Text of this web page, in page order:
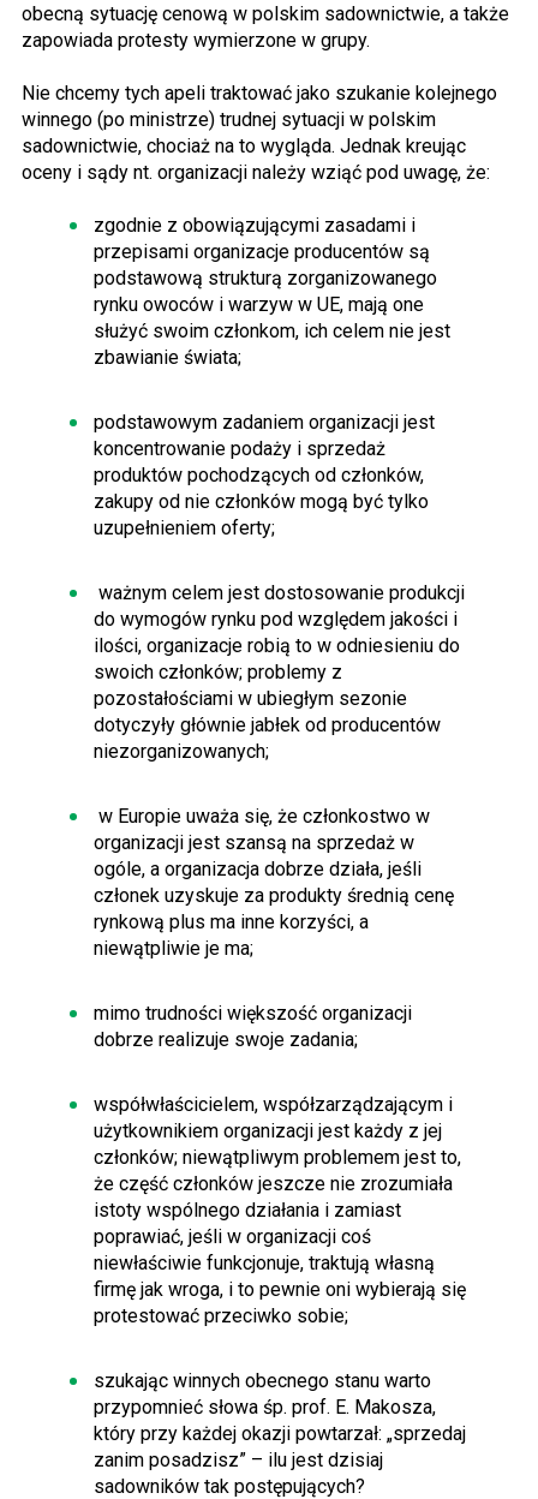
obecną sytuację cenową w polskim sadownictwie, a także
zapowiada protesty wymierzone w grupy.
Nie chcemy tych apeli traktować jako szukanie kolejnego
winnego (po ministrze) trudnej sytuacji w polskim
sadownictwie, chociaż na to wygląda. Jednak kreując
oceny i sądy nt. organizacji należy wziąć pod uwagę, że:
zgodnie z obowiązującymi zasadami i
przepisami organizacje producentów są
podstawową strukturą zorganizowanego
rynku owoców i warzyw w UE, mają one
służyć swoim członkom, ich celem nie jest
zbawianie świata;
podstawowym zadaniem organizacji jest
koncentrowanie podaży i sprzedaż
produktów pochodzących od członków,
zakupy od nie członków mogą być tylko
uzupełnieniem oferty;
ważnym celem jest dostosowanie produkcji
do wymogów rynku pod względem jakości i
ilości, organizacje robią to w odniesieniu do
swoich członków; problemy z
pozostałościami w ubiegłym sezonie
dotyczyły głównie jabłek od producentów
niezorganizowanych;
w Europie uważa się, że członkostwo w
organizacji jest szansą na sprzedaż w
ogóle, a organizacja dobrze działa, jeśli
członek uzyskuje za produkty średnią cenę
rynkową plus ma inne korzyści, a
niewątpliwie je ma;
mimo trudności większość organizacji
dobrze realizuje swoje zadania;
współwłaścicielem, współzarządzającym i
użytkownikiem organizacji jest każdy z jej
członków; niewątpliwym problemem jest to,
że część członków jeszcze nie zrozumiała
istoty wspólnego działania i zamiast
poprawiać, jeśli w organizacji coś
niewłaściwie funkcjonuje, traktują własną
firmę jak wroga, i to pewnie oni wybierają się
protestować przeciwko sobie;
szukając winnych obecnego stanu warto
przypomnieć słowa śp. prof. E. Makosza,
który przy każdej okazji powtarzał: „sprzedaj
zanim posadzisz” – ilu jest dzisiaj
sadowników tak postępujących?